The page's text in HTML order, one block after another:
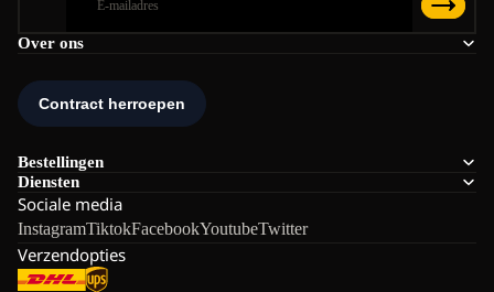
Over ons
Bestellingen
Diensten
Sociale media
InstagramTiktokFacebookYoutubeTwitter
Verzendopties